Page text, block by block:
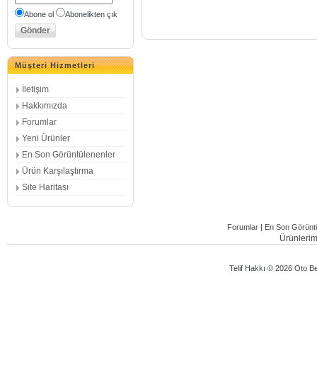
Abone ol Abonelikten çık
Müşteri Hizmetleri
İletişim
Hakkımızda
Forumlar
Yeni Ürünler
En Son Görüntülenenler
Ürün Karşılaştırma
Site Haritası
Forumlar | En Son
Telif Hakkı © 2026 Oto